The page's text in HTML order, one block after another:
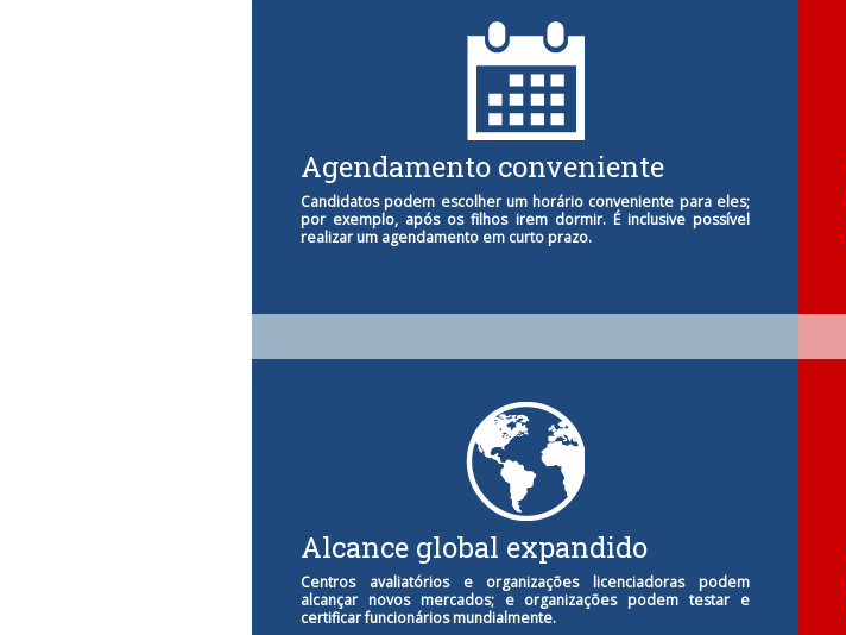
Agendamento conveniente
Candidatos podem escolher um horário conveniente para eles;
por exemplo, após os filhos irem dormir. É inclusive possível
realizar um agendamento em curto prazo.
Alcance global expandido
Centros avaliatórios e organizações licenciadoras podem
alcançar novos mercados; e organizações podem testar e
certificar funcionários mundialmente.